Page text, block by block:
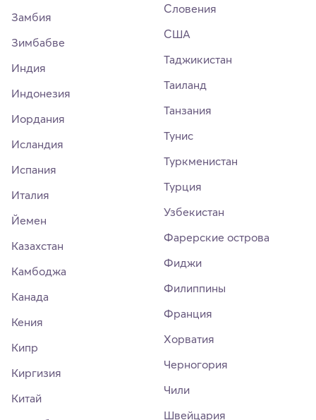
Замбия
Зимбабве
Индия
Индонезия
Иордания
Исландия
Испания
Италия
Йемен
Казахстан
Камбоджа
Канада
Кения
Кипр
Киргизия
Китай
Словения
США
Таджикистан
Таиланд
Танзания
Тунис
Туркменистан
Турция
Узбекистан
Фарерские острова
Фиджи
Филиппины
Франция
Хорватия
Черногория
Чили
Швейцария